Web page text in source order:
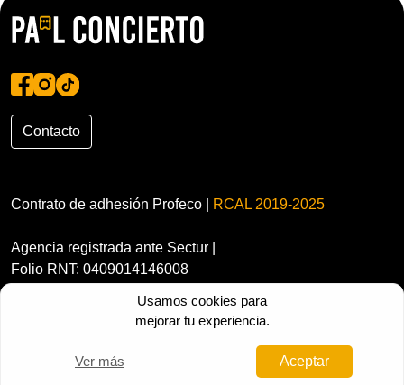
Contacto
Contrato de adhesión Profeco | RCAL 2019-2025
Agencia registrada ante Sectur |
Folio RNT: 0409014146008
Usamos cookies para
mejorar tu experiencia.
Ver más Aceptar